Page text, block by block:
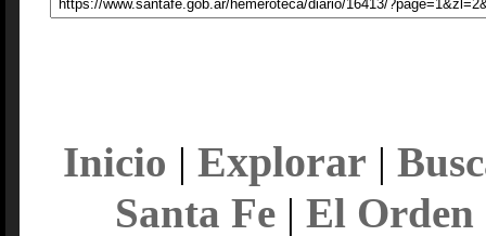
Inicio | Explorar |
Santa Fe| El Orden